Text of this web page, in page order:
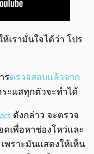
เรามั่นใจได้ว่า โปร
รตรวจสอบแล้วจาก
ะแสทุกตัวจะทำได้
ดังกล่าว จะตรวจ
ดเพื่อหาช่องโหว่และ
พราะมันแสดงให้เห็น